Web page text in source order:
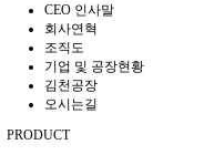
CEO 인사말
회사연혁
조직도
기업 및 공장현황
김천공장
오시는길
PRODUCT